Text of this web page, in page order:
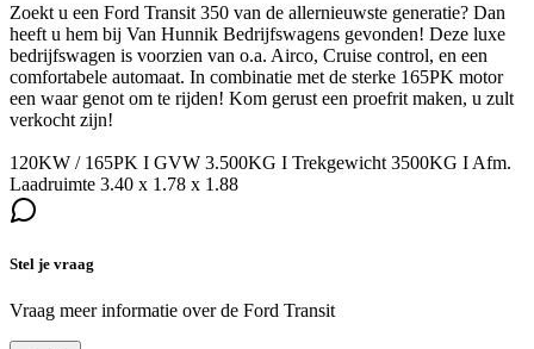
Zoekt u een Ford Transit 350 van de allernieuwste generatie? Dan
heeft u hem bij Van Hunnik Bedrijfswagens gevonden! Deze luxe
bedrijfswagen is voorzien van o.a. Airco, Cruise control, en een
comfortabele automaat. In combinatie met de sterke 165PK motor
een waar genot om te rijden! Kom gerust een proefrit maken, u zult
verkocht zijn!
120KW / 165PK I GVW 3.500KG I Trekgewicht 3500KG I Afm.
Laadruimte 3.40 x 1.78 x 1.88
Stel je vraag
Vraag meer informatie over de Ford Transit